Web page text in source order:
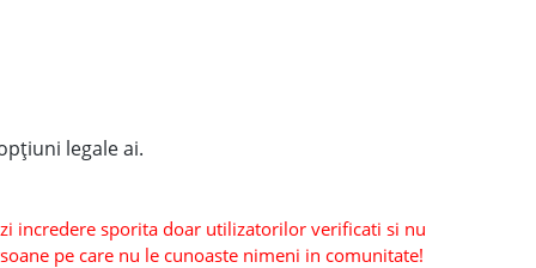
legale ai.
incredere sporita doar utilizatorilor verificati si nu
pe care nu le cunoaste nimeni in comunitate!